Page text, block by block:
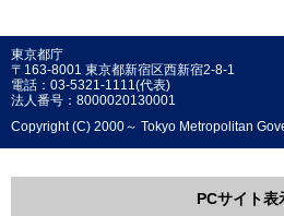
東京都庁
〒163-8001 東京都新宿区西新宿2-8-1
電話：03-5321-1111(代表)
法人番号：8000020130001
Copyright (C) 2000～ Tokyo Metropolitan
PCサイト表